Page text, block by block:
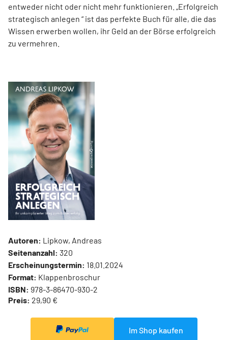
entweder nicht oder nicht mehr funktionieren. „Erfolgreich
strategisch anlegen “ ist das perfekte Buch für alle, die das
Wissen erwerben wollen, ihr Geld an der Börse erfolgreich
zu vermehren.
Autoren: Lipkow, Andreas
Seitenanzahl: 320
Erscheinungstermin: 18.01.2024
Format: Klappenbroschur
ISBN: 978-3-86470-930-2
Preis: 29,90 €
Im Shop kaufen